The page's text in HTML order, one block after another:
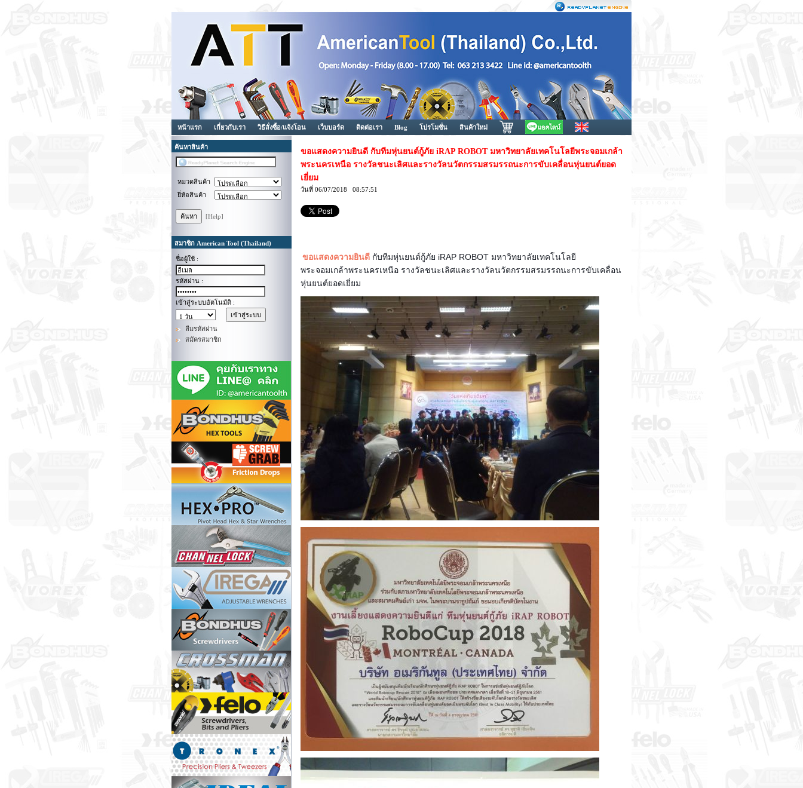
หน้าแรก เกี่ยวกับเรา วิธีสั่งซื้อ/แจ้งโอน เว็บบอร์ด ติดต่อเรา Blog โปรโมชั่น สินค้าใหม่
ค้นหาสินค้า
หมวดสินค้า
ยี่ห้อสินค้า
[Help]
สมาชิก American Tool (Thailand)
ชื่อผู้ใช้ :
รหัสผ่าน :
เข้าสู่ระบบอัตโนมัติ :
ลืมรหัสผ่าน
สมัครสมาชิก
ขอแสดงความยินดี กับทีมหุ่นยนต์กู้ภัย iRAP ROBOT มหาวิทยาลัยเทคโนโลยีพระจอมเกล้า
พระนครเหนือ รางวัลชนะเลิศและรางวัลนวัตกรรมสรมรรถนะการขับเคลื่อนหุ่นยนต์ยอด
เยี่ยม
วันที่ 06/07/2018 08:57:51
ขอแสดงความยินดี กับทีมหุ่นยนต์กู้ภัย iRAP ROBOT มหาวิทยาลัยเทคโนโลยี
พระจอมเกล้าพระนครเหนือ รางวัลชนะเลิศและรางวัลนวัตกรรมสรมรรถนะการขับเคลื่อน
หุ่นยนต์ยอดเยี่ยม